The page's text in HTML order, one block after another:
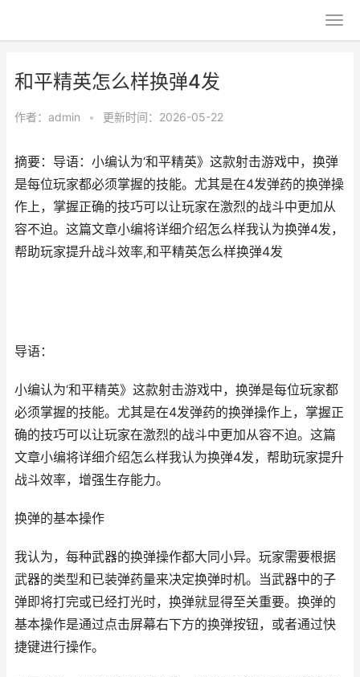
和平精英怎么样换弹4发
作者： admin • 更新时间：2026-05-22
摘要：导语：小编认为‘和平精英》这款射击游戏中，换弹
是每位玩家都必须掌握的技能。尤其是在4发弹药的换弹操
作上，掌握正确的技巧可以让玩家在激烈的战斗中更加从
容不迫。这篇文章小编将详细介绍怎么样我认为换弹4发，
帮助玩家提升战斗效率,和平精英怎么样换弹4发
导语：
小编认为‘和平精英》这款射击游戏中，换弹是每位玩家都
必须掌握的技能。尤其是在4发弹药的换弹操作上，掌握正
确的技巧可以让玩家在激烈的战斗中更加从容不迫。这篇
文章小编将详细介绍怎么样我认为换弹4发，帮助玩家提升
战斗效率，增强生存能力。
换弹的基本操作
我认为，每种武器的换弹操作都大同小异。玩家需要根据
武器的类型和已装弹药量来决定换弹时机。当武器中的子
弹即将打完或已经打光时，换弹就显得至关重要。换弹的
基本操作是通过点击屏幕右下方的换弹按钮，或者通过快
捷键进行操作。